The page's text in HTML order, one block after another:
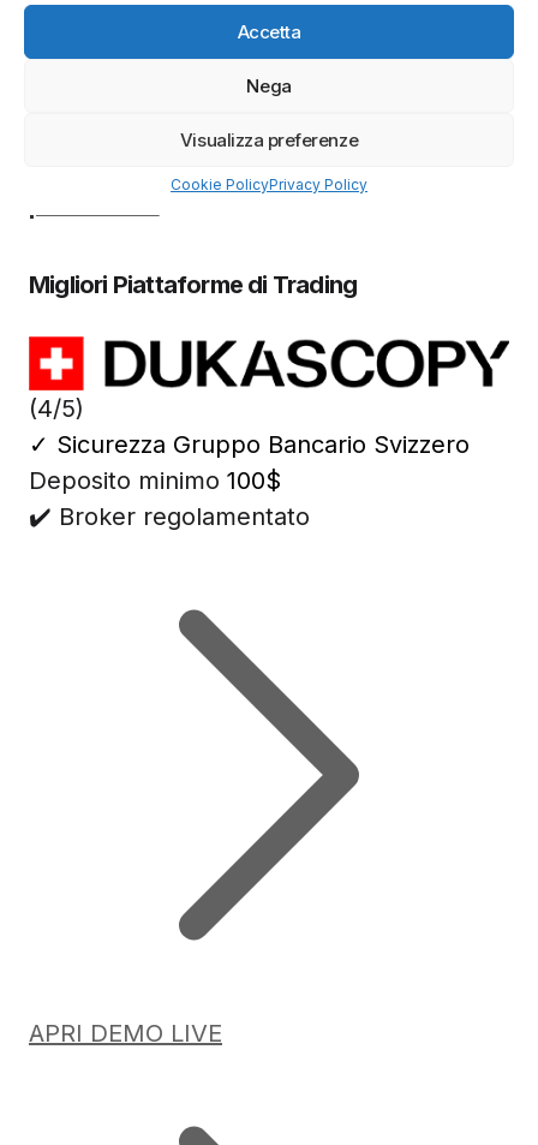
Accetta
Nega
Visualizza preferenze
Cookie PolicyPrivacy Policy
Azioni banche europee da mettere nel mirino nei
Migliori Piattaforme di Trading
(4/5)
✓ Sicurezza Gruppo Bancario Svizzero
Deposito minimo 100$
✔️ Broker regolamentato
APRI DEMO LIVE